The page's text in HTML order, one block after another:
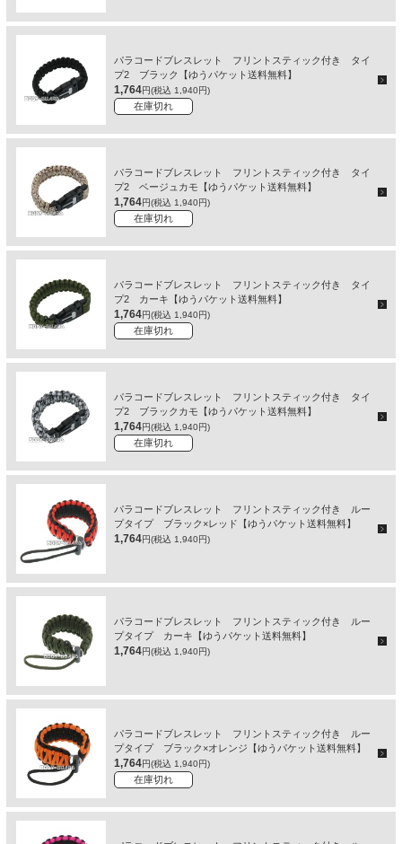
パラコードブレスレット フリントスティック付き タイ
プ2 ブラック【ゆうパケット送料無料】
1,764円(税込 1,940円)
在庫切れ
パラコードブレスレット フリントスティック付き タイ
プ2 ベージュカモ【ゆうパケット送料無料】
1,764円(税込 1,940円)
在庫切れ
パラコードブレスレット フリントスティック付き タイ
プ2 カーキ【ゆうパケット送料無料】
1,764円(税込 1,940円)
在庫切れ
パラコードブレスレット フリントスティック付き タイ
プ2 ブラックカモ【ゆうパケット送料無料】
1,764円(税込 1,940円)
在庫切れ
パラコードブレスレット フリントスティック付き ルー
プタイプ ブラック×レッド【ゆうパケット送料無料】
1,764円(税込 1,940円)
パラコードブレスレット フリントスティック付き ルー
プタイプ カーキ【ゆうパケット送料無料】
1,764円(税込 1,940円)
パラコードブレスレット フリントスティック付き ルー
プタイプ ブラック×オレンジ【ゆうパケット送料無料】
1,764円(税込 1,940円)
在庫切れ